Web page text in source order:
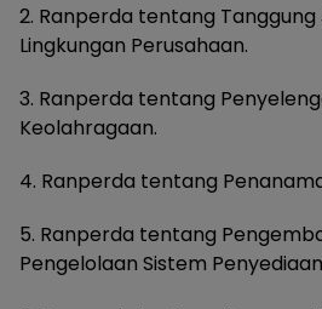
2. Ranperda tentang Tanggung
Lingkungan Perusahaan.
3. Ranperda tentang
Keolahragaan.
4. Ranperda tentang
5. Ranperda tentang
Pengelolaan Sistem